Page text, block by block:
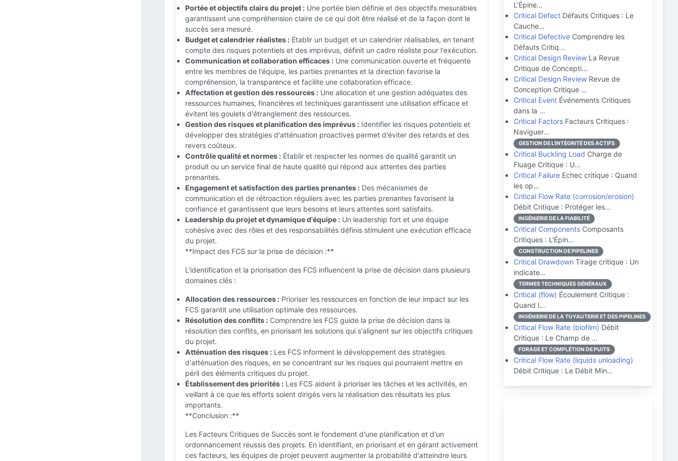
Portée et objectifs clairs du projet : Une portée bien définie et des objectifs mesurables
garantissent une compréhension claire de ce qui doit être réalisé et de la façon dont le
succès sera mesuré.
Budget et calendrier réalistes : Établir un budget et un calendrier réalisables, en tenant
compte des risques potentiels et des imprévus, définit un cadre réaliste pour l'exécution.
Communication et collaboration efficaces : Une communication ouverte et fréquente
entre les membres de l'équipe, les parties prenantes et la direction favorise la
compréhension, la transparence et facilite une collaboration efficace.
Affectation et gestion des ressources : Une allocation et une gestion adéquates des
ressources humaines, financières et techniques garantissent une utilisation efficace et
évitent les goulets d'étranglement des ressources.
Gestion des risques et planification des imprévus : Identifier les risques potentiels et
développer des stratégies d'atténuation proactives permet d'éviter des retards et des
revers coûteux.
Contrôle qualité et normes : Établir et respecter les normes de qualité garantit un
produit ou un service final de haute qualité qui répond aux attentes des parties
prenantes.
Engagement et satisfaction des parties prenantes : Des mécanismes de
communication et de rétroaction réguliers avec les parties prenantes favorisent la
confiance et garantissent que leurs besoins et leurs attentes sont satisfaits.
Leadership du projet et dynamique d'équipe : Un leadership fort et une équipe
cohésive avec des rôles et des responsabilités définis stimulent une exécution efficace
du projet.
**Impact des FCS sur la prise de décision :**
L'identification et la priorisation des FCS influencent la prise de décision dans plusieurs
domaines clés :
Allocation des ressources : Prioriser les ressources en fonction de leur impact sur les
FCS garantit une utilisation optimale des ressources.
Résolution des conflits : Comprendre les FCS guide la prise de décision dans la
résolution des conflits, en priorisant les solutions qui s'alignent sur les objectifs critiques
du projet.
Atténuation des risques : Les FCS informent le développement des stratégies
d'atténuation des risques, en se concentrant sur les risques qui pourraient mettre en
péril des éléments critiques du projet.
Établissement des priorités : Les FCS aident à prioriser les tâches et les activités, en
veillant à ce que les efforts soient dirigés vers la réalisation des résultats les plus
importants.
**Conclusion :**
Les Facteurs Critiques de Succès sont le fondement d'une planification et d'un
ordonnancement réussis des projets. En identifiant, en priorisant et en gérant activement
ces facteurs, les équipes de projet peuvent augmenter la probabilité d'atteindre leurs
L'Épine…
Critical Defect Défauts Critiques : Le
Cauche…
Critical Defective Comprendre les
Défauts Critiq…
Critical Design Review La Revue
Critique de Concepti…
Critical Design Review Revue de
Conception Critique …
Critical Event Événements Critiques
dans la …
Critical Factors Facteurs Critiques :
Naviguer…
GESTION DE L'INTÉGRITÉ DES ACTIFS
Critical Buckling Load Charge de
Fluage Critique : U…
Critical Failure Echec critique : Quand
les op…
Critical Flow Rate (corrosion/erosion)
Débit Critique : Protéger les…
INGÉNIERIE DE LA FIABILITÉ
Critical Components Composants
Critiques : L'Épin…
CONSTRUCTION DE PIPELINES
Critical Drawdown Tirage critique : Un
indicate…
TERMES TECHNIQUES GÉNÉRAUX
Critical (flow) Écoulement Critique :
Quand l…
INGÉNIERIE DE LA TUYAUTERIE ET DES PIPELINES
Critical Flow Rate (biofilm) Débit
Critique : Le Champ de …
FORAGE ET COMPLÉTION DE PUITS
Critical Flow Rate (liquids unloading)
Débit Critique : Le Débit Min…